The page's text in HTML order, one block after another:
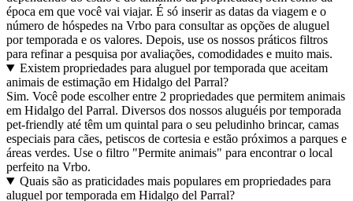
época em que você vai viajar. É só inserir as datas da viagem e o
número de hóspedes na Vrbo para consultar as opções de aluguel
por temporada e os valores. Depois, use os nossos práticos filtros
para refinar a pesquisa por avaliações, comodidades e muito mais.
Existem propriedades para aluguel por temporada que aceitam
animais de estimação em Hidalgo del Parral?
Sim. Você pode escolher entre 2 propriedades que permitem animais
em Hidalgo del Parral. Diversos dos nossos aluguéis por temporada
pet-friendly até têm um quintal para o seu peludinho brincar, camas
especiais para cães, petiscos de cortesia e estão próximos a parques e
áreas verdes. Use o filtro "Permite animais" para encontrar o local
perfeito na Vrbo.
Quais são as praticidades mais populares em propriedades para
aluguel por temporada em Hidalgo del Parral?